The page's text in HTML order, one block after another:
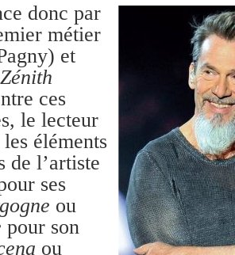
donc par
métier
et
Zénith
ces
le lecteur
éléments
de l’artiste
ses
ou
pour son
ou